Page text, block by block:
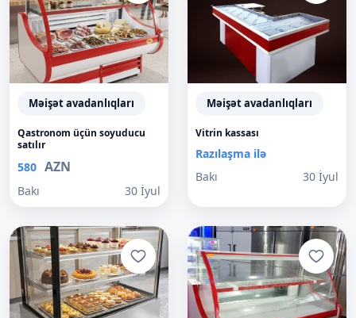
Məişət avadanlıqları
Qastronom üçün soyuducu
satılır
580 AZN
Bakı 30 İyul
Məişət avadanlıqları
Vitrin kassası
Razılaşma ilə
Bakı
30 İyul